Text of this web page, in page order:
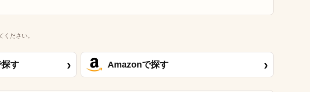
ださい。
す › Amazonで探す ›